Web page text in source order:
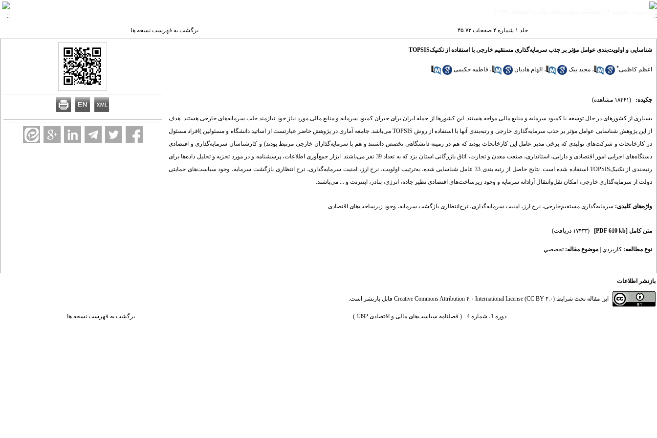
جلد ۱ شماره ۴ صفحات ۷۲-۴۵ برگشت به فهرست نسخه ها
شناسایی و اولویت‌بندی عوامل مؤثر بر جذب سرمایه‌گذاری مستقیم خارجی با استفاده از تکنیکTOPSIS
اعظم کاظمی* ، مجید بیک ، الهام هادیان ، فاطمه حکیمی
چکیده: (۱۸۴۶۱ مشاهده)
بسیاری از کشورهای در حال توسعه با کمبود سرمایه و منابع مالی مواجه هستند. این کشورها از جمله ایران برای جبران کمبود سرمایه و منابع مالی مورد نیاز خود نیازمند جلب سرمایه‌های خارجی هستند. هدف
از این پژوهش شناسایی عوامل مؤثر بر جذب سرمایه‌گذاری خارجی و رتبه‌بندی آنها با استفاده از روش TOPSIS می‌باشد. جامعه آماری در پژوهش حاضر عبارتست از اساتید دانشگاه و مسئولین )افراد مسئول
در کارخانجات و شرکت‌های تولیدی که برخی مدیر عامل این کارخانجات بودند که هم در زمینه دانشگاهی تخصص داشتند و هم با سرمایه‌گذاران خارجی مرتبط بودند) و کارشناسان سرمایه‌گذاری و اقتصادی
دستگاه‌های اجرایی امور اقتصادی و دارایی، استانداری، صنعت معدن و تجارت، اتاق بازرگانی استان یزد که به تعداد 39 نفر می‌باشند. ابزار جمع‌آوری اطلاعات، پرسشنامه و در مورد تجزیه و تحلیل داده‌ها برای
رتبه‌بندی از تکنیکTOPSIS استفاده شده است. نتایج حاصل از رتبه بندی 33 عامل شناسایی شده، به‌ترتیب اولویت، نرخ ارز، امنیت سرمایه‌گذاری، نرخ انتظاری بازگشت سرمایه، وجود سیاست‌های حمایتی
دولت از سرمایه‌گذاری خارجی، امکان نقل‌وانتقال آزادانه سرمایه و وجود زیرساخت‌های اقتصادی نظیر جاده، انرژی، بنادر، اینترنت و ... می‌باشند.
واژه‌های کلیدی: سرمایه‌گذاری مستقیم‌خارجی، نرخ ارز ، امنیت سرمایه‌گذاری، نرخ‌انتظاری بازگشت سرمایه، وجود زیرساخت‌های اقتصادی.
متن کامل [PDF 610 kb] (۱۷۴۳۳ دریافت)
نوع مطالعه: كاربردي موضوع مقاله: تخصصي
بازنشر اطلاعات
این مقاله تحت شرایط Creative Commons Attribution ۴.۰ International License (CC BY ۴.۰) قابل بازنشر است.
دوره 1، شماره 4 - ( فصلنامه سیاست‌های مالی و اقتصادی 1392 ) برگشت به فهرست نسخه ها